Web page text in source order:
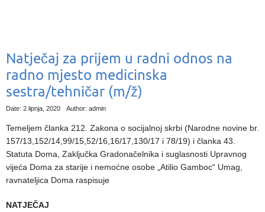
Natječaj za prijem u radni odnos na
radno mjesto medicinska
sestra/tehničar (m/ž)
Date: 2 lipnja, 2020 Author: admin
Temeljem članka 212. Zakona o socijalnoj skrbi (Narodne novine br.
157/13,152/14,99/15,52/16,16/17,130/17 i 78/19) i članka 43.
Statuta Doma, Zaključka Gradonačelnika i suglasnosti Upravnog
vijeća Doma za starije i nemoćne osobe „Atilio Gamboc“ Umag,
ravnateljica Doma raspisuje
NATJEČAJ